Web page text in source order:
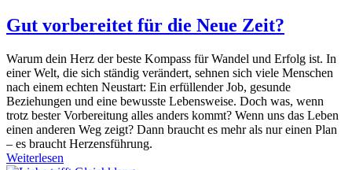
Gut vorbereitet für die Neue Zeit?
Warum dein Herz der beste Kompass für Wandel und Erfolg ist. In
einer Welt, die sich ständig verändert, sehnen sich viele Menschen
nach einem echten Neustart: Ein erfüllender Job, gesunde
Beziehungen und eine bewusste Lebensweise. Doch was, wenn
trotz bester Vorbereitung alles anders kommt? Wenn uns das Leben
einen anderen Weg zeigt? Dann braucht es mehr als nur einen Plan
– es braucht Herzensführung.
Weiterlesen